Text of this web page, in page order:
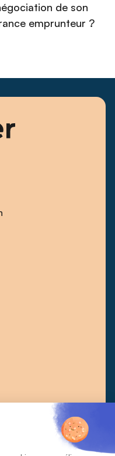
de son
emprunteur ?